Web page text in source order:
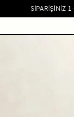
SIPARIŞINIZ 1-3